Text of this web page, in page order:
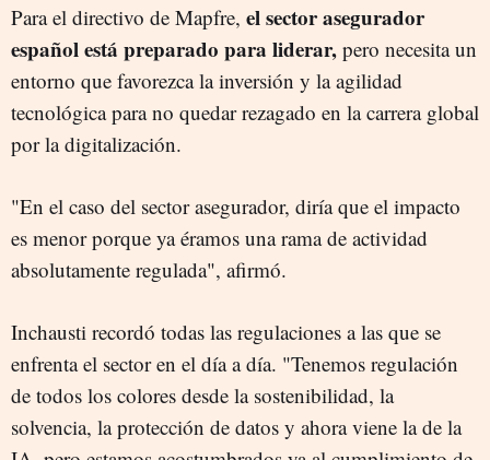
Para el directivo de Mapfre, el sector asegurador
español está preparado para liderar, pero necesita un
entorno que favorezca la inversión y la agilidad
tecnológica para no quedar rezagado en la carrera global
por la digitalización.
"En el caso del sector asegurador, diría que el impacto
es menor porque ya éramos una rama de actividad
absolutamente regulada", afirmó.
Inchausti recordó todas las regulaciones a las que se
enfrenta el sector en el día a día. "Tenemos regulación
de todos los colores desde la sostenibilidad, la
solvencia, la protección de datos y ahora viene la de la